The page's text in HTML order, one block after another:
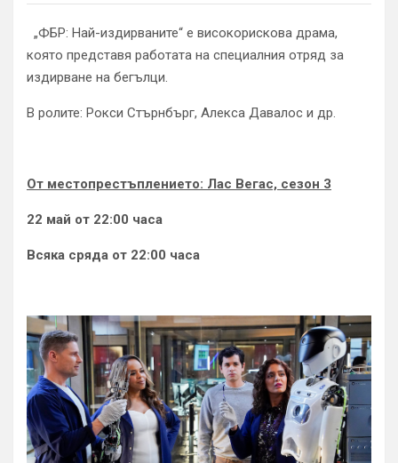
„ФБР: Най-издирваните“ е високорискова драма,
която представя работата на специалния отряд за
издирване на бегълци.
В ролите: Рокси Стърнбърг, Алекса Давалос и др.
От местопрестъплението: Лас Вегас, сезон 3
22 май от 22:00 часа
Всяка сряда от 22:00 часа